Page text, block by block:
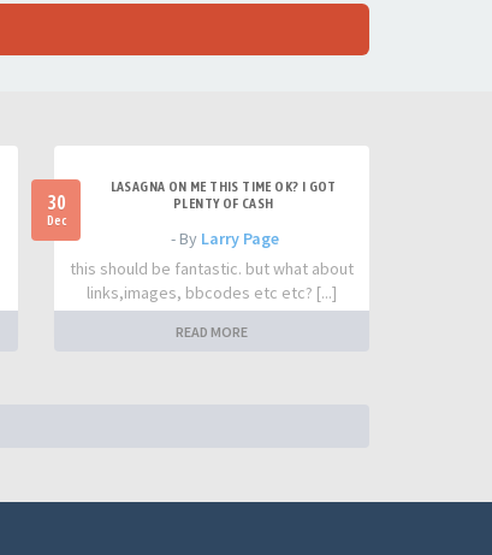
30
Dec
LASAGNA ON ME THIS TIME OK? I GOT
PLENTY OF CASH
- By Larry Page
this should be fantastic. but what about
links,images, bbcodes etc etc? [...]
READ MORE